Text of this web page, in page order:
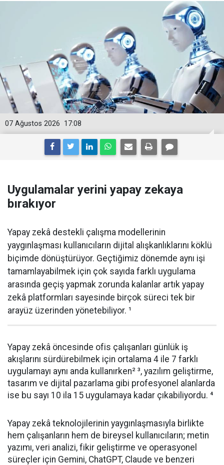
17:08
07 Ağustos 2026
Uygulamalar yerini yapay zekaya
bırakıyor
Yapay zekâ destekli çalışma modellerinin
yaygınlaşması kullanıcıların dijital alışkanlıklarını köklü
biçimde dönüştürüyor. Geçtiğimiz dönemde aynı işi
tamamlayabilmek için çok sayıda farklı uygulama
arasında geçiş yapmak zorunda kalanlar artık yapay
zekâ platformları sayesinde birçok süreci tek bir
arayüz üzerinden yönetebiliyor. ¹
Yapay zekâ öncesinde ofis çalışanları günlük iş
akışlarını sürdürebilmek için ortalama 4 ile 7 farklı
uygulamayı aynı anda kullanırken² ³, yazılım geliştirme,
tasarım ve dijital pazarlama gibi profesyonel alanlarda
ise bu sayı 10 ila 15 uygulamaya kadar çıkabiliyordu. ⁴
Yapay zekâ teknolojilerinin yaygınlaşmasıyla birlikte
hem çalışanların hem de bireysel kullanıcıların; metin
yazımı, veri analizi, fikir geliştirme ve operasyonel
süreçler için Gemini, ChatGPT, Claude ve benzeri